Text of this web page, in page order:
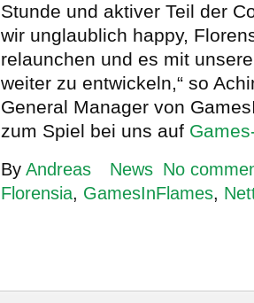
Stunde und aktiver Teil der
wir unglaublich happy,
relaunchen und es mit
weiter zu entwickeln,“ so
General Manager von
zum Spiel bei uns auf
By Andreas News No
Florensia, GamesInFlames,